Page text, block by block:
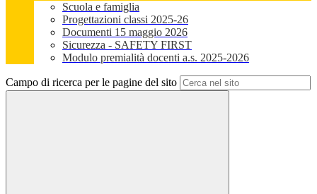
Scuola e famiglia
Progettazioni classi 2025-26
Documenti 15 maggio 2026
Sicurezza - SAFETY FIRST
Modulo premialità docenti a.s. 2025-2026
Campo di ricerca per le pagine del sito